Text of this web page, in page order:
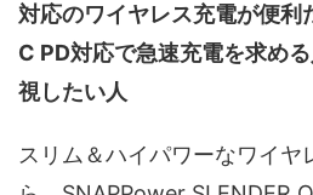
対応のワイヤレス充電が便利
C PD対応で急速充電を求める
視したい人
スリム＆ハイパワーなワイヤ